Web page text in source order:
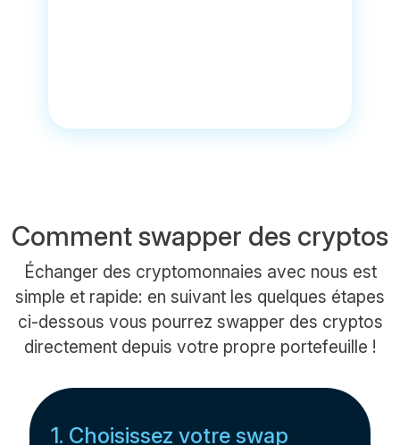
Comment swapper des cryptos
Échanger des cryptomonnaies avec nous est
simple et rapide: en suivant les quelques étapes
ci-dessous vous pourrez swapper des cryptos
directement depuis votre propre portefeuille !
1. Choisissez votre swap